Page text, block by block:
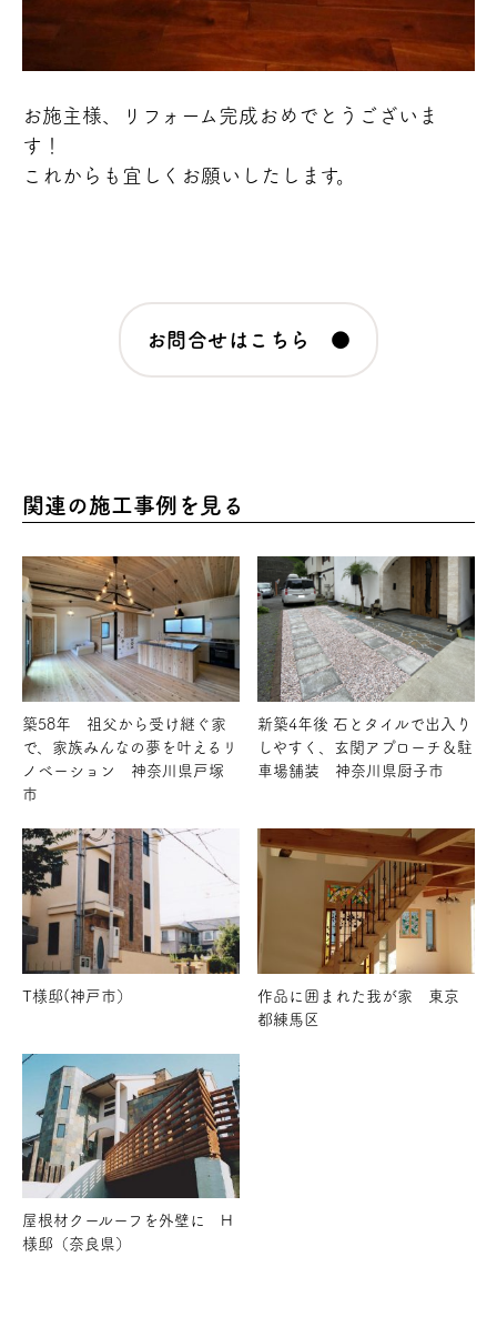
お施主様、リフォーム完成おめでとうございま
す！
これからも宜しくお願いしたします。
お問合せはこちら ●
関連の施工事例を見る
築58年 祖父から受け継ぐ家
で、家族みんなの夢を叶えるリ
ノベーション 神奈川県戸塚
市
新築4年後 石とタイルで出入り
しやすく、玄関アプローチ＆駐
車場舗装 神奈川県厨子市
T様邸(神戸市）
作品に囲まれた我が家 東京
都練馬区
屋根材クールーフを外壁に H
様邸（奈良県）